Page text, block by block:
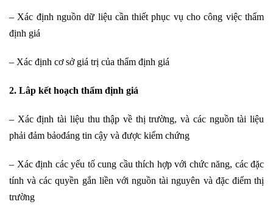
– Xác định nguồn dữ liệu cần thiết phục vụ cho công việc thẩm
định giá
– Xác định cơ sở giá trị của thẩm định giá
2. Lâp kết hoạch thẩm định giá
– Xác định tài liệu thu thập về thị trường, và các nguồn tài liệu
phải đảm bảođáng tin cậy và được kiểm chứng
– Xác định các yếu tố cung cầu thích hợp với chức năng, các đặc
tính và các quyền gắn liền với nguồn tài nguyên và đặc điểm thị
trường